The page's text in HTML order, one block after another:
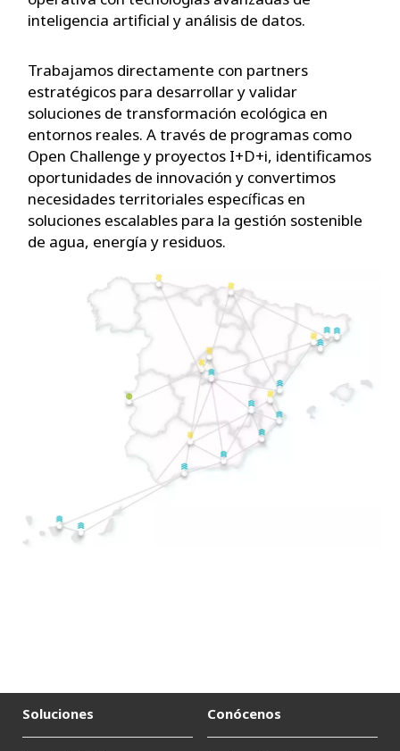
inteligencia artificial y análisis de datos.
Trabajamos directamente con partners
estratégicos para desarrollar y validar
soluciones de transformación ecológica en
entornos reales. A través de programas como
Open Challenge y proyectos I+D+i, identificamos
oportunidades de innovación y convertimos
necesidades territoriales específicas en
soluciones escalables para la gestión sostenible
de agua, energía y residuos.
Soluciones Conócenos